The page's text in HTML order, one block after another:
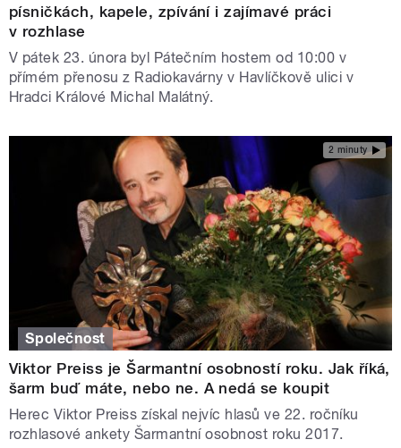
písničkách, kapele, zpívání i zajímavé práci
v rozhlase
V pátek 23. února byl Pátečním hostem od 10:00 v
přímém přenosu z Radiokavárny v Havlíčkově ulici v
Hradci Králové Michal Malátný.
2 minuty
Společnost
Viktor Preiss je Šarmantní osobností roku. Jak říká,
šarm buď máte, nebo ne. A nedá se koupit
Herec Viktor Preiss získal nejvíc hlasů ve 22. ročníku
rozhlasové ankety Šarmantní osobnost roku 2017.